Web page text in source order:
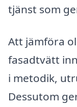
tjänst som
Att jämföra
fasadtvätt
i metodik,
Dessutom